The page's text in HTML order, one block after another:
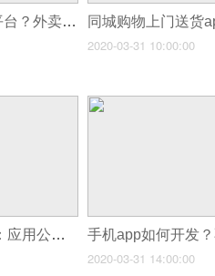
如何搭建外卖系统平台？外卖app怎么开发
2020-03-31 10:00:00
0代码app制作软件：应用公园让你自己10分钟完成app制作
2020-03-31 14:00:00